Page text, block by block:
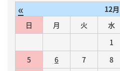
« 12月
日 月 火 水
1
5
6 7 8